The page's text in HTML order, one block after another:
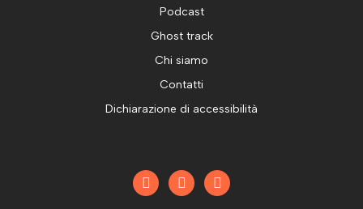
Podcast
Ghost track
Chi siamo
Contatti
Dichiarazione di accessibilità